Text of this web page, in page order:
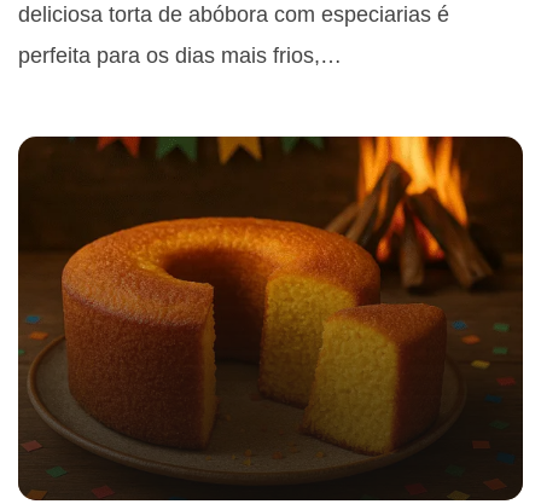
deliciosa torta de abóbora com especiarias é
perfeita para os dias mais frios,…